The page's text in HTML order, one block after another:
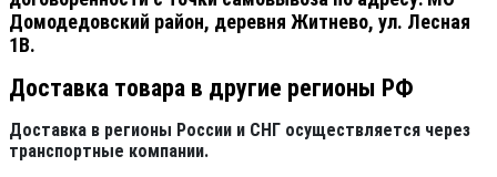
Домодедовский район, деревня Житнево, ул. Лесная
1В.
Доставка товара в другие регионы РФ
Доставка в регионы России и СНГ осуществляется через
транспортные компании.